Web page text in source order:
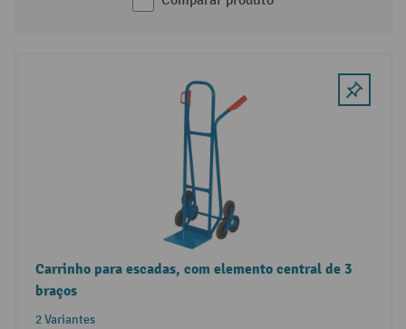
Carrinho para escadas, com elemento central de 3
braços
2 Variantes